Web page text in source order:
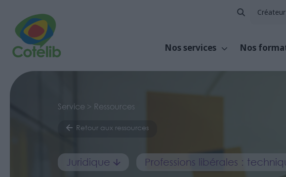
Nos services Nos
Service > Ressources
Retour aux ressources
Juridique Professions libérales :